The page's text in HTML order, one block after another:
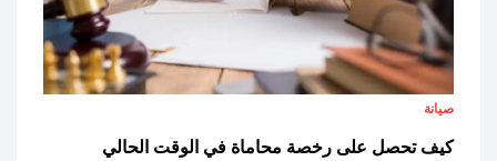
صيانة
كيف تحصل على رخصة محاماة في الوقت الحالي